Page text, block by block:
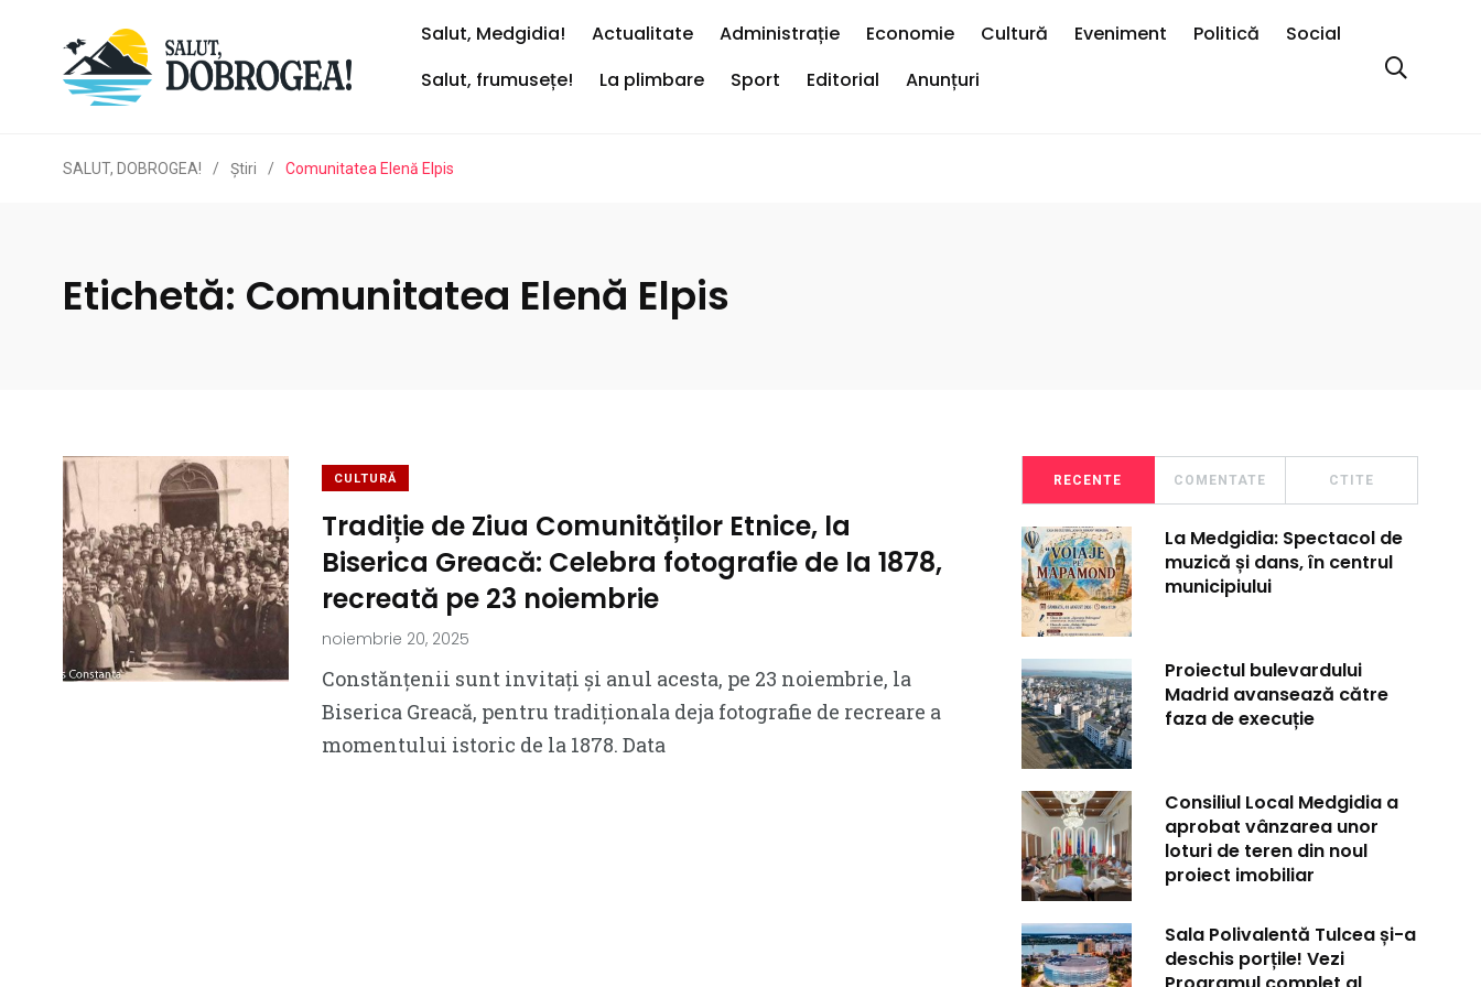
Salut, Medgidia! Actualitate Administrație Economie Cultură Eveniment Politică
Social
Salut, frumusețe!
La plimbare Sport Editorial Anunțuri
SALUT, DOBROGEA! / Ştiri / Comunitatea Elenă Elpis
Etichetă: Comunitatea Elenă Elpis
CULTURĂ
Tradiție de Ziua Comunităților Etnice, la
Biserica Greacă: Celebra fotografie de la 1878,
recreată pe 23 noiembrie
noiembrie 20, 2025
Constănțenii sunt invitați și anul acesta, pe 23 noiembrie, la
Biserica Greacă, pentru tradiționala deja fotografie de recreare a
momentului istoric de la 1878. Data
RECENTE COMENTATE CTITE
La Medgidia: Spectacol de
muzică și dans, în centrul
municipiului
Proiectul bulevardului
Madrid avansează către
faza de execuție
Consiliul Local Medgidia a
aprobat vânzarea unor
loturi de teren din noul
proiect imobiliar
Sala Polivalentă Tulcea și-a
deschis porțile! Vezi